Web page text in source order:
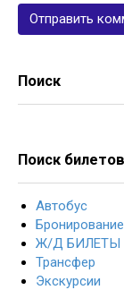
Поиск
Поиск билетов
Автобус
Ж/Д БИЛЕТЫ
Трансфер
Экскурсии